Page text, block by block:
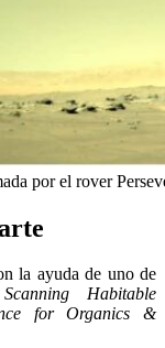
por el rover
la ayuda de uno de
Scanning Habitable
for Organics &